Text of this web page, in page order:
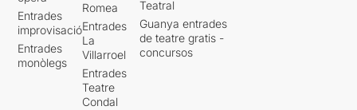
Entrades
improvisació
Entrades
monòlegs
Romea
Entrades
La
Villarroel
Entrades
Teatre
Condal
Teatral
Guanya entrades
de teatre gratis -
concursos